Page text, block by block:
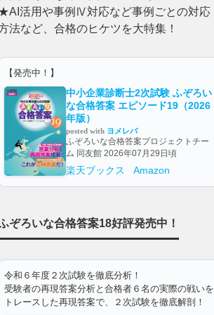
活用や事例Ⅳ対応など事例ごとの対応
法など、合格のヒケツを大特集！
【発売中！】
中小企業診断士2次試験 ふぞろい
な合格答案 エピソード19（2026
年版）
posted with ヨメレバ
ふぞろいな合格答案プロジェクトチー
ム 同友館 2026年07月29日頃
楽天ブックス Amazon
ぞろいな合格答案18好評発売中！
令和６年度２次試験を徹底分析！
受験者の再現答案分析と合格者６名の実際の戦いを
トレースした再現答案で、２次試験を徹底解剖！